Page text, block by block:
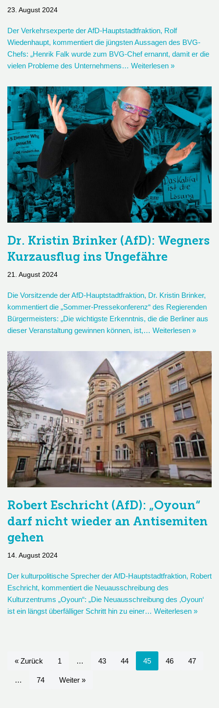
23. August 2024
Der Verkehrsexperte der AfD-Hauptstadtfraktion, Rolf
Wiedenhaupt, kommentiert die jüngsten Aussagen des BVG-
Chefs: „Henrik Falk wurde zum BVG-Chef ernannt, damit er die
vielen Probleme des Unternehmens… Weiterlesen »
Dr. Kristin Brinker (AfD): Wegners
Kurzausflug ins Ungefähre
21. August 2024
Die Vorsitzende der AfD-Hauptstadtfraktion, Dr. Kristin Brinker,
kommentiert die „Sommer-Pressekonferenz“ des Regierenden
Bürgermeisters: „Die wichtigste Erkenntnis, die die Berliner aus
dieser Veranstaltung gewinnen können, ist,… Weiterlesen »
Robert Eschricht (AfD): „Oyoun“
darf nicht wieder an Antisemiten
gehen
14. August 2024
Der kulturpolitische Sprecher der AfD-Hauptstadtfraktion, Robert
Eschricht, kommentiert die Neuausschreibung des
Kulturzentrums „Oyoun“: „Die Neuausschreibung des ‚Oyoun‘
ist ein längst überfälliger Schritt hin zu einer… Weiterlesen »
« Zurück 1 … 43 44 45 46 47
… 74 Weiter »